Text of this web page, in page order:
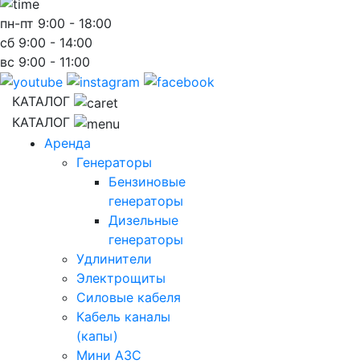
пн-пт 9:00 - 18:00
сб 9:00 - 14:00
вс 9:00 - 11:00
КАТАЛОГ
КАТАЛОГ
Аренда
Генераторы
Бензиновые
генераторы
Дизельные
генераторы
Удлинители
Электрощиты
Силовые кабеля
Кабель каналы
(капы)
Мини АЗС